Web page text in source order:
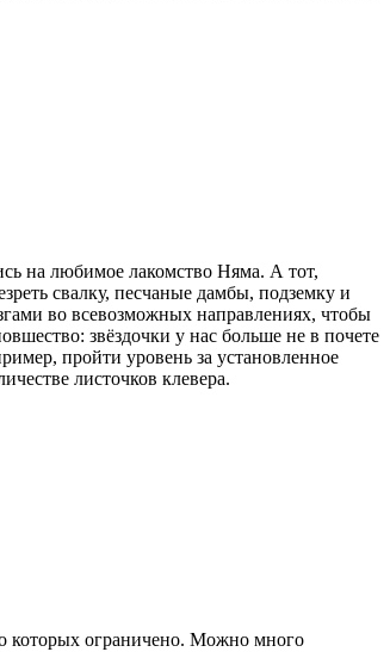
на любимое лакомство Няма. А тот,
свалку, песчаные дамбы, подземку и
во всевозможных направлениях, чтобы
звёздочки у нас больше не в почете
пройти уровень за установленное
листочков клевера.
которых ограничено. Можно много